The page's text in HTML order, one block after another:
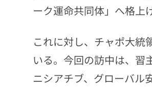
ーク運命共同体」へ格上
これに対し、チャポ大統
いる。今回の訪中は、習
ニシアチブ、グローバル